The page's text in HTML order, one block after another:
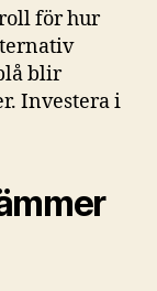
för hur
blir
Investera i